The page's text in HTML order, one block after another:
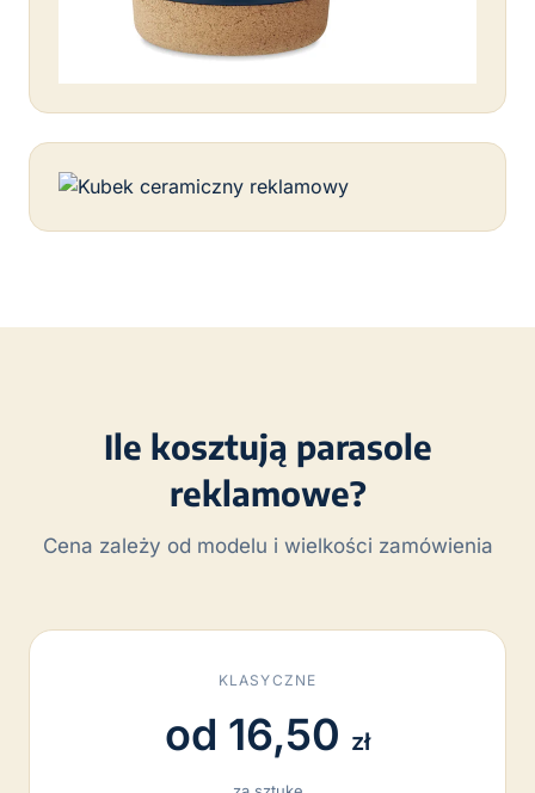
Ile kosztują parasole
reklamowe?
Cena zależy od modelu i wielkości zamówienia
KLASYCZNE
od 16,50 zł